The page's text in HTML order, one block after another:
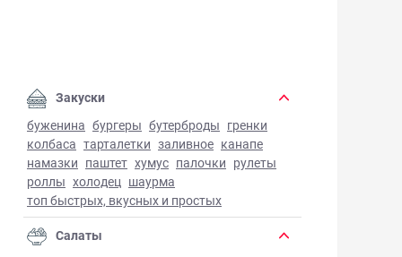
в духовке - фото готового блюда
Закуски
буженина бургеры бутерброды гренки
колбаса тарталетки заливное канапе
намазки паштет хумус палочки рулеты
роллы холодец шаурма
топ быстрых, вкусных и простых
Салаты